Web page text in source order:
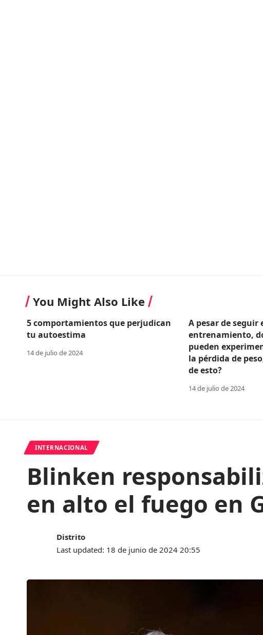
You Might Also Like
5 comportamientos que perjudican
tu autoestima
14 de julio de 2024
A pesar de seguir
entrenamiento,
pueden
la pérdida de
de esto?
14 de julio de 2024
INTERNACIONAL
Blinken
en alto el fuego en
Last updated: 18 de junio de 2024 20:55
Distrito